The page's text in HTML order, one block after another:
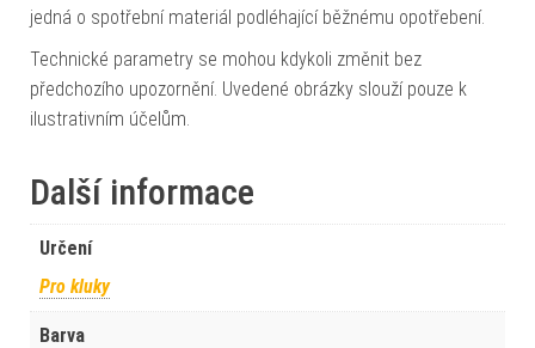
jedná o spotřební materiál podléhající běžnému opotřebení.
Technické parametry se mohou kdykoli změnit bez
předchozího upozornění. Uvedené obrázky slouží pouze k
ilustrativním účelům.
Další informace
Určení
Pro kluky
Barva